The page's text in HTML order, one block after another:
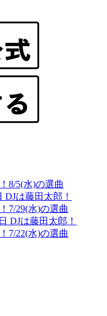
8/5(水)の選曲
DJは藤田太郎！
7/29(水)の選曲
DJは藤田太郎！
7/22(水)の選曲